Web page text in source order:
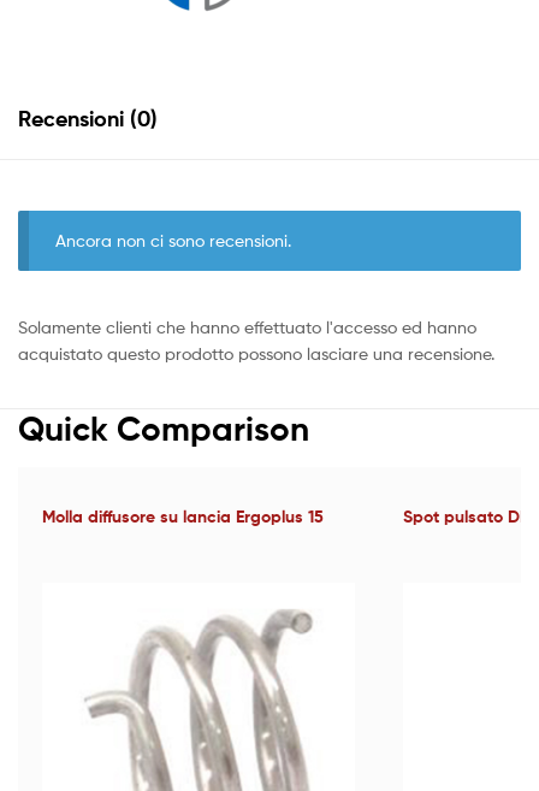
Recensioni (0)
Ancora non ci sono recensioni.
Solamente clienti che hanno effettuato l'accesso ed hanno
acquistato questo prodotto possono lasciare una recensione.
Quick Comparison
Molla diffusore su lancia Ergoplus 15 Spot pulsato